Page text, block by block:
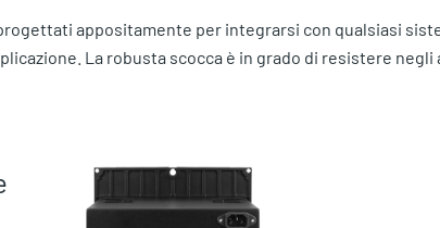
appositamente per integrarsi con qualsiasi
La robusta scocca è in grado di resistere